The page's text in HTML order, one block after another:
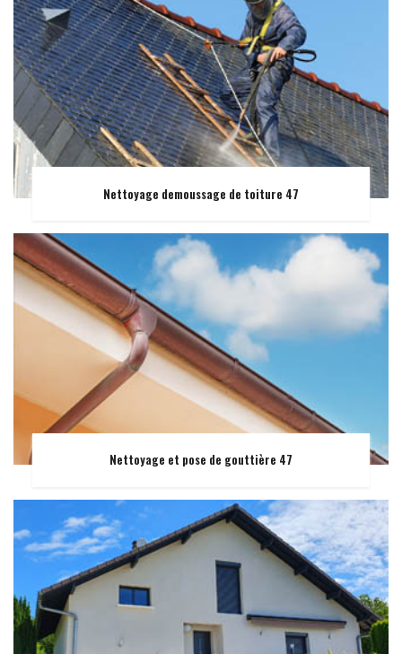
Nettoyage demoussage de toiture 47
Nettoyage et pose de gouttière 47